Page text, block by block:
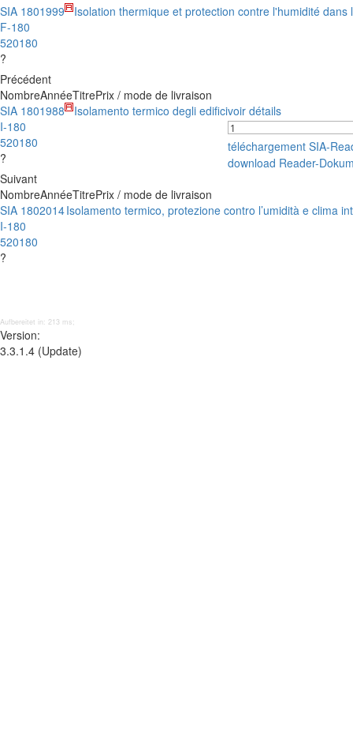
SIA 180
F-180
520180
?
1999 Isolation thermique et protection contre l'humidité dans
Précédent
NombreAnnéeTitrePrix / mode de livraison
SIA 180
I-180
520180
?
1988 Isolamento termico degli edificivoir détails
téléchargement SIA-
download Reader-
Suivant
NombreAnnéeTitrePrix / mode de livraison
SIA 180
I-180
520180
?
2014Isolamento termico, protezione contro l’umidità e clima
Aufbereitet in: 213 ms;
Version:
3.3.1.4 (Update)